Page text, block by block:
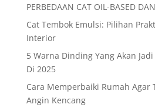
PERBEDAAN CAT OIL-BASED
Cat Tembok Emulsi: Pilihan
Interior
5 Warna Dinding Yang Akan
Di 2025
Cara Memperbaiki Rumah Agar
Angin Kencang